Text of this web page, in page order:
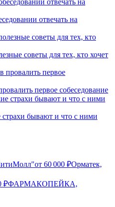
отвечать на
советы для тех, кто хочет
первое собеседование
страхи бывают и что с ними
от 60 000 ₽Орматек,
₽ФАРМАКОПЕЙКА,